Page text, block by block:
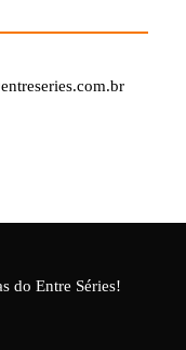
do Entre Séries!